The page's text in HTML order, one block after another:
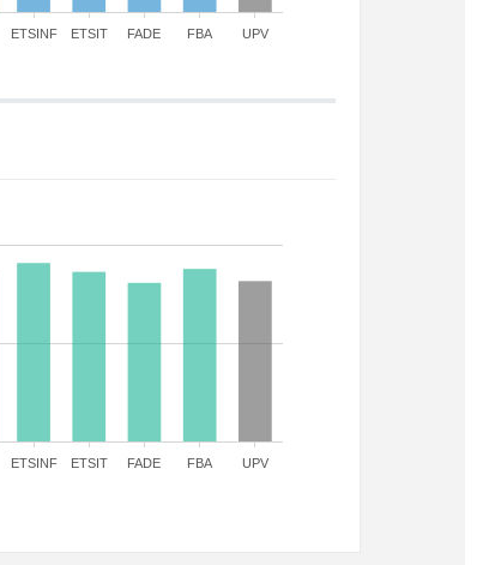
ETSINF ETSIT FADE FBA UPV
ETSINF ETSIT FADE FBA UPV